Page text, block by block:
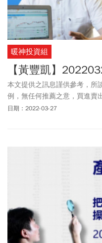
暖神投資組
【黃豐凱】
本文提供之訊息謹供參考，所
例，無任何推薦之意，買進賣
供訂閱戶本人使用，非經授權
日期：2022-03-27